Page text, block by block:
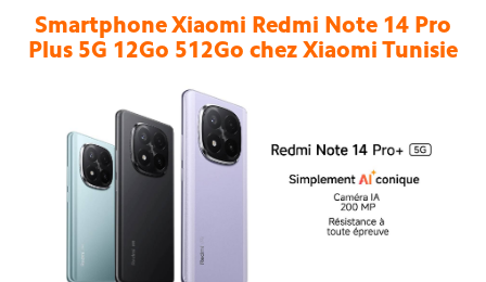
Smartphone Xiaomi Redmi Note 14 Pro
Plus 5G 12Go 512Go chez Xiaomi Tunisie